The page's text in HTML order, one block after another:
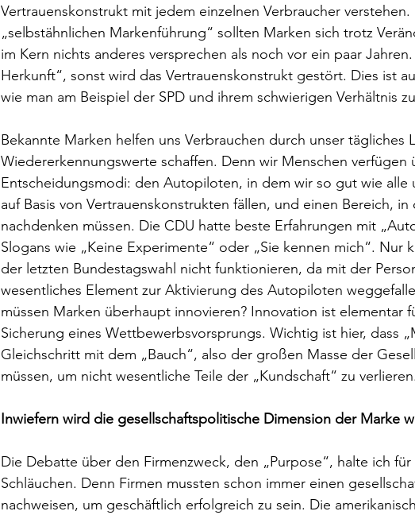
Vertrauenskonstrukt mit jedem einzelnen Verbraucher
„selbstähnlichen Markenführung“ sollten Marken sich trotz
im Kern nichts anderes versprechen als noch vor ein paar
Herkunft“, sonst wird das Vertrauenskonstrukt gestört. Dies ist
wie man am Beispiel der SPD und ihrem schwierigen Verhältnis
Bekannte Marken helfen uns Verbrauchen durch unser tägliches
Wiedererkennungswerte schaffen. Denn wir Menschen verfügen
Entscheidungsmodi: den Autopiloten, in dem wir so gut wie alle
auf Basis von Vertrauenskonstrukten fällen, und einen Bereich,
nachdenken müssen. Die CDU hatte beste Erfahrungen mit
Slogans wie „Keine Experimente“ oder „Sie kennen mich“. Nur
der letzten Bundestagswahl nicht funktionieren, da mit der
wesentliches Element zur Aktivierung des Autopiloten
müssen Marken überhaupt innovieren? Innovation ist elementar
Sicherung eines Wettbewerbsvorsprungs. Wichtig ist hier, dass
Gleichschritt mit dem „Bauch“, also der großen Masse der
müssen, um nicht wesentliche Teile der „Kundschaft“ zu verlieren.
Inwiefern wird die gesellschaftspolitische Dimension der Marke
Die Debatte über den Firmenzweck, den „Purpose“, halte ich
Schläuchen. Denn Firmen mussten schon immer einen
nachweisen, um geschäftlich erfolgreich zu sein. Die